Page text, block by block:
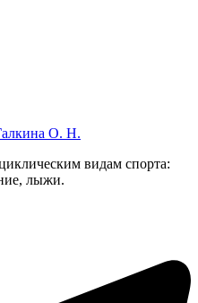
О. Н.
видам спорта:
лыжи.